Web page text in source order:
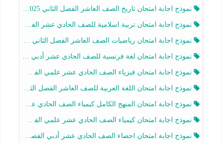
نموذج اجابة امتحان تاريخ الصف العاشر الفصل الثاني 2025-2026
نموذج اجابة امتحان تربية اسلامية للصف الحادي عشر الفصل الثاني 2025-2026
نموذج اجابة امتحان رياضيات الصف العاشر الفصل الثاني 2025-2026
نموذج اجابة امتحان لغة فرنسية للصف الحادي عشر أدبي الفصل الثاني 2025-2026
نموذج اجابة امتحان فيزياء الصف الحادي عشر علمي الفصل الثاني 2025-2026
نموذج اجابة امتحان اللغة العربية للصف العاشر الفصل الثاني 2025-2026
نموذج اجابة امتحان المنهج الكامل كيمياء الصف الحادي عشر علمي الفصل الثاني 2025-2026
نموذج اجابة امتحان كيمياء الصف الحادي عشر علمي الفصل الثاني 2025-2026
نموذج اجابة امتحان احصاء الصف الحادي عشر أدبي الفصل الثاني 2025-2026